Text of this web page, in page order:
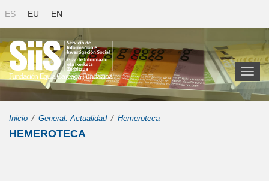
ES EU EN
Toggle
Inicio General: Actualidad Hemeroteca
HEMEROTECA